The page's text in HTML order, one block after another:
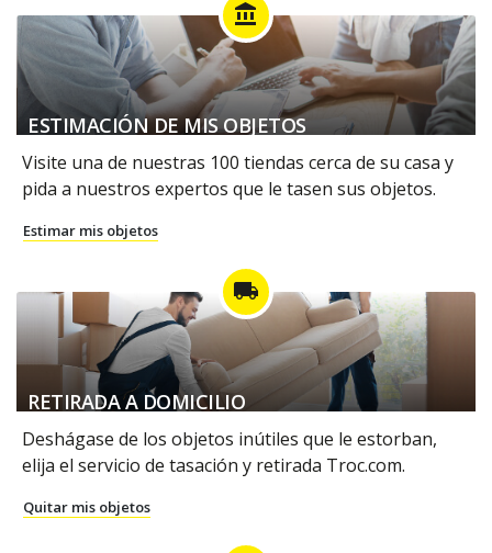
account_balance
ESTIMACIÓN DE MIS OBJETOS
Visite una de nuestras 100 tiendas cerca de su casa y
pida a nuestros expertos que le tasen sus objetos.
Estimar mis objetos
local_shipping
RETIRADA A DOMICILIO
Deshágase de los objetos inútiles que le estorban,
elija el servicio de tasación y retirada Troc.com.
Quitar mis objetos